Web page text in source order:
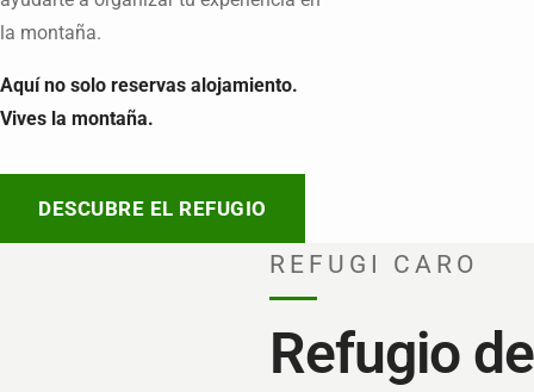
la montaña.
Aquí no solo reservas alojamiento.
Vives la montaña.
DESCUBRE EL REFUGIO
REFUGI CARO
Refugio de